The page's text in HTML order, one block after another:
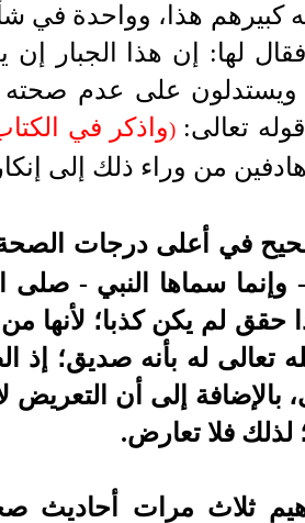
كبيرهم هذا، وواحدة في
لها: إن هذا الجبار إن
ويستدلون على عدم صحته
تعالى: )واذكر في
هادفين من وراء ذلك إلى
في أعلى درجات
وإنما سماها النبي - صلى
حقق لم يكن كذبا؛ لأنها
له بأنه صديق؛ إذ
بالإضافة إلى أن التعريض
لذلك فلا تعارض.
ثلاث مرات